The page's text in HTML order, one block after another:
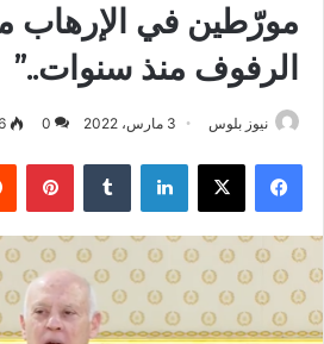
مورّطين في
الرفوف منذ سنوات..”
نيوز بلوس 3 مارس، 2022 0
فيسبوك X لينكدإن